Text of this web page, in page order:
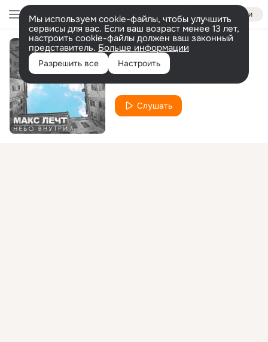
Войти
Мы используем cookie-файлы, чтобы улучшить
сервисы для вас. Если ваш возраст менее 13 лет,
настроить cookie-файлы должен ваш законный
представитель. Больше информации
Разрешить все Настроить
7 смертных
Слушать